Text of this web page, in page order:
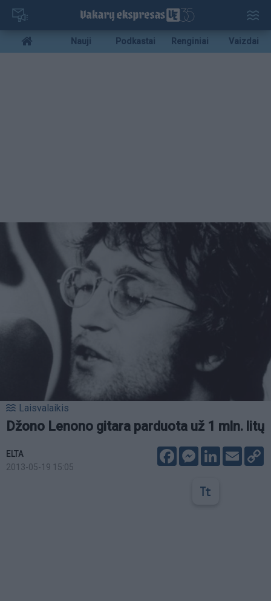
Pereiti
pagrindinį
turinį
Mobile
menu
Nauji Podkastai Renginiai Vaizdai
Laisvalaikis
Džono Lenono gitara parduota už 1 mln. litų
ELTA
2013-05-19 15:05
FacebookMessenger
LinkedIn
Email